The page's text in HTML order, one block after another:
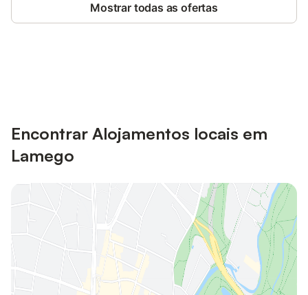
Mostrar todas as ofertas
Encontrar Alojamentos locais em
Lamego